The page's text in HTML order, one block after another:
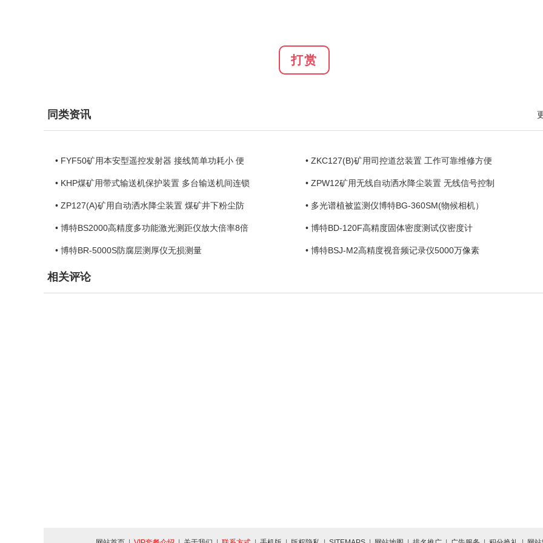
打赏
同类资讯
• FYF50矿用本安型遥控发射器 接线简单功耗小 便 • ZKC127(B)矿用司控道岔装置 工作可靠维修方便
• KHP煤矿用带式输送机保护装置 多台输送机间连锁 • ZPW12矿用无线自动洒水降尘装置 无线信号控制
• ZP127(A)矿用自动洒水降尘装置 煤矿井下粉尘防 • 多光谱植被监测仪博特BG-360SM(物候相机）
• 博特BS2000高精度多功能激光测距仪放大倍率8倍 • 博特BD-120F高精度固体密度测试仪密度计
• 博特BR-5000S防腐层测厚仪无损测量 • 博特BSJ-M2高精度视音频记录仪5000万像素
相关评论